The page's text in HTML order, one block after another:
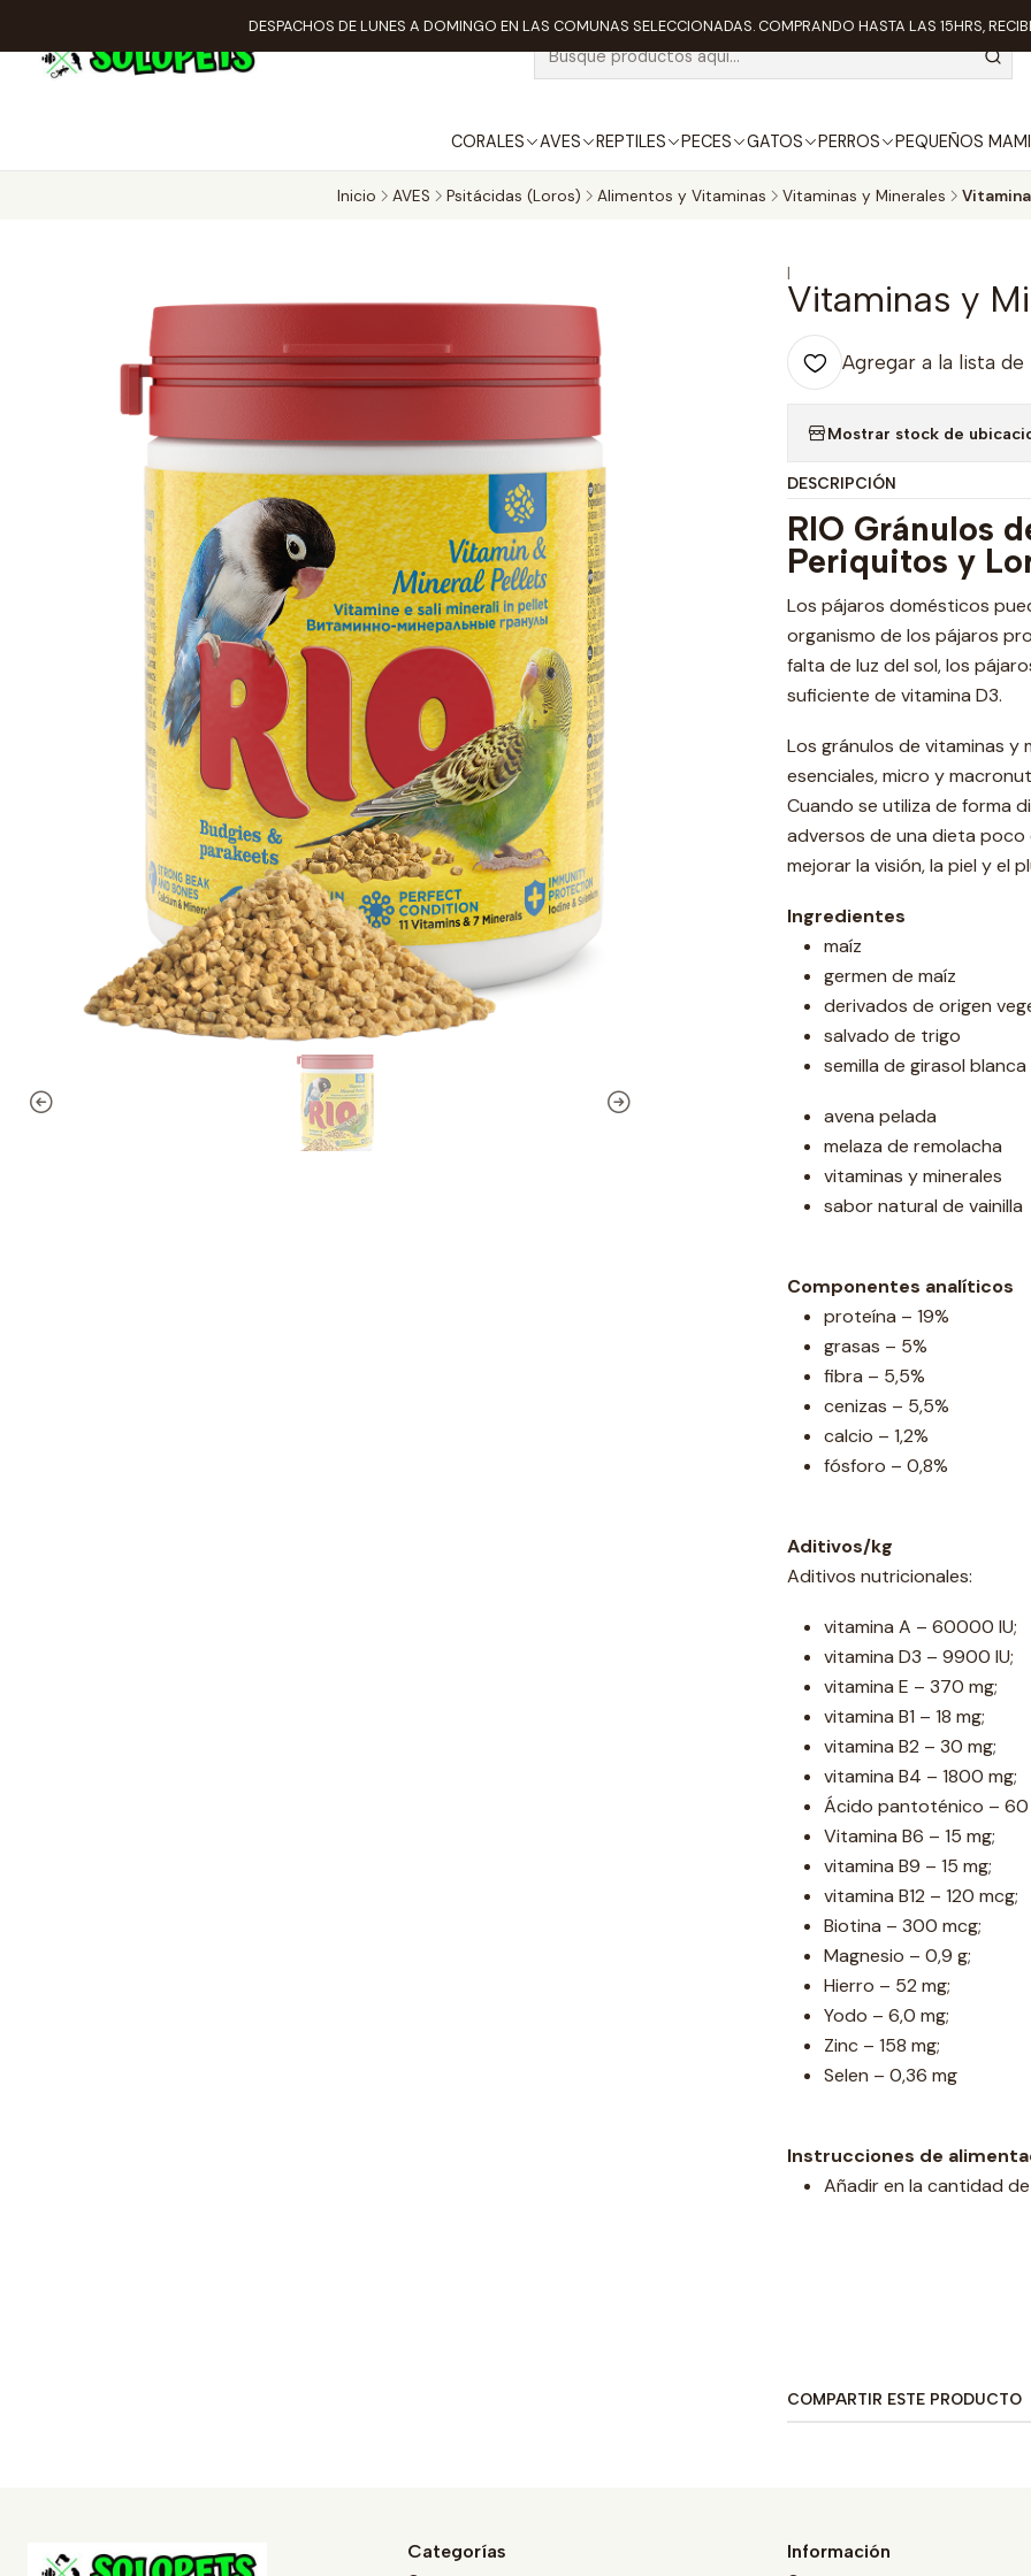
CORALES AVES REPTILES PECES GATOS PERROS PEQUEÑOS
DESPACHOS DE LUNES A DOMINGO EN LAS COMUNAS SELECCIONADAS. COMPRANDO HASTA LAS 15HRS,
Inicio AVES Psitácidas (Loros) Alimentos y Vitaminas Vitaminas y Minerales
|
Vitaminas y
Agregar a la lista
Mostrar stock de
DESCRIPCIÓN
RIO Gránulos
Periquitos y
Los pájaros domésticos
organismo de los pájaros
falta de luz del sol, los
suficiente de vitamina D3.
Los gránulos de vitaminas y
esenciales, micro y
Cuando se utiliza de forma
adversos de una dieta poco
mejorar la visión, la piel y el
Ingredientes
maíz
germen de maíz
derivados de origen
salvado de trigo
semilla de girasol blanca
avena pelada
melaza de remolacha
vitaminas y minerales
sabor natural de vainilla
Componentes analíticos
proteína – 19%
grasas – 5%
fibra – 5,5%
cenizas – 5,5%
calcio – 1,2%
fósforo – 0,8%
Aditivos/kg
Aditivos nutricionales:
vitamina A – 60000 IU;
vitamina D3 – 9900 IU;
vitamina E – 370 mg;
vitamina B1 – 18 mg;
vitamina B2 – 30 mg;
vitamina B4 – 1800 mg;
Ácido pantoténico –
Vitamina B6 – 15 mg;
vitamina B9 – 15 mg;
vitamina B12 – 120 mcg;
Biotina – 300 mcg;
Magnesio – 0,9 g;
Hierro – 52 mg;
Yodo – 6,0 mg;
Zinc – 158 mg;
Selen – 0,36 mg
Instrucciones de
Añadir en la cantidad
COMPARTIR ESTE PRODUCTO
Categorías Información